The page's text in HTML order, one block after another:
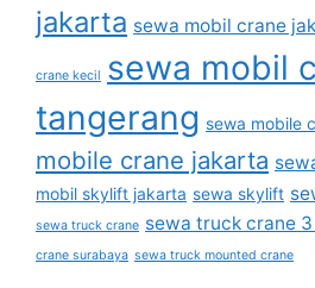
jakarta sewa mobil crane
crane kecil sewa mobil
tangerang sewa mobile
mobile crane jakarta
mobil skylift jakarta sewa skylift
sewa truck crane sewa truck crane
crane surabaya sewa truck mounted crane